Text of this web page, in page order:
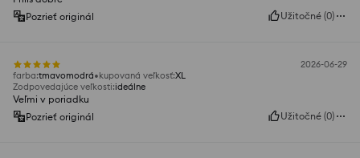
Pozrieť originál
Užitočné (0)
2026-06-29
farba:tmavomodrá kupovaná veľkosť:XL
Zodpovedajúce veľkosti:ideálne
Veľmi v poriadku
Pozrieť originál
Užitočné (0)